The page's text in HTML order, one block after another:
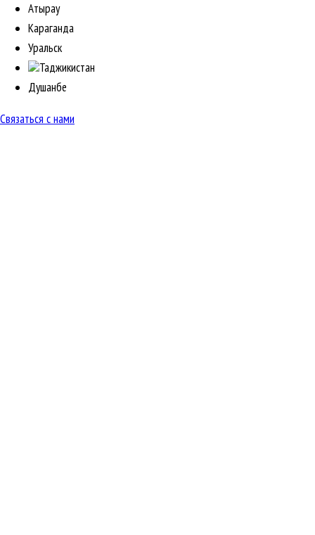
Атырау
Караганда
Уральск
Таджикистан
Душанбе
Связаться с нами